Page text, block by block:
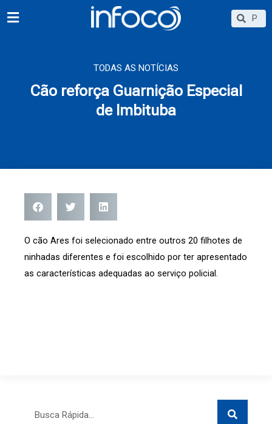
para
Search
TODAS AS NOTÍCIAS
Cão reforça Guarnição Especial
de Imbituba
O cão Ares foi selecionado entre outros 20 filhotes de
ninhadas diferentes e foi escolhido por ter apresentado
as características adequadas ao serviço policial.
Search